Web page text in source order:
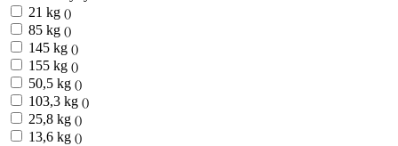
21 kg ()
85 kg ()
145 kg ()
155 kg ()
50,5 kg ()
103,3 kg ()
25,8 kg ()
13,6 kg ()